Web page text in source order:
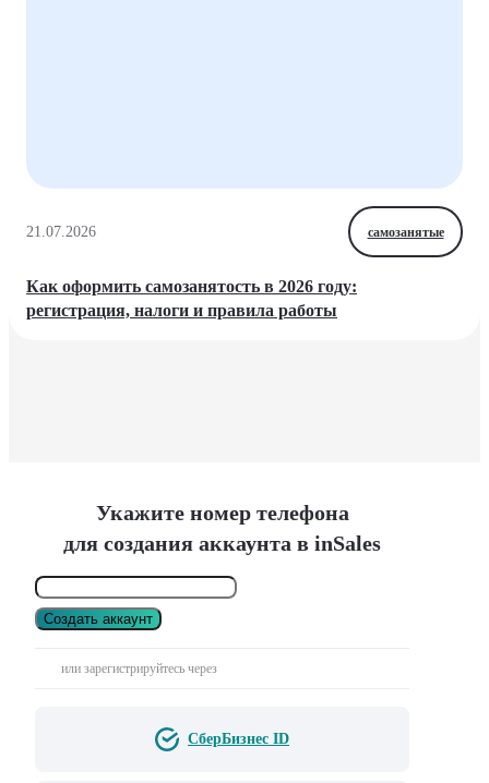
21.07.2026 самозанятые
Как оформить самозанятость в 2026 году:
регистрация, налоги и правила работы
Укажите номер телефона
для создания аккаунта в inSales
Создать аккаунт
или зарегистрируйтесь через
СберБизнес ID